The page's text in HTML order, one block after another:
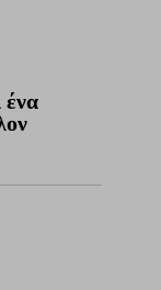
ένα